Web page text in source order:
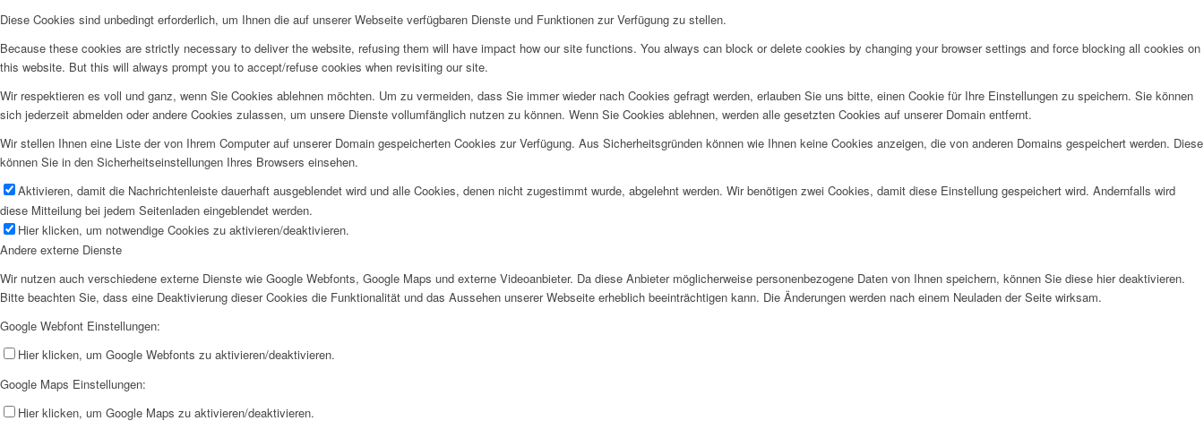
Diese Cookies sind unbedingt erforderlich, um Ihnen die auf unserer Webseite verfügbaren Dienste und Funktionen zur Verfügung zu stellen.
Because these cookies are strictly necessary to deliver the website, refusing them will have impact how our site functions. You always can block or delete cookies by changing your browser settings and force blocking all cookies on
this website. But this will always prompt you to accept/refuse cookies when revisiting our site.
Wir respektieren es voll und ganz, wenn Sie Cookies ablehnen möchten. Um zu vermeiden, dass Sie immer wieder nach Cookies gefragt werden, erlauben Sie uns bitte, einen Cookie für Ihre Einstellungen zu speichern. Sie können
sich jederzeit abmelden oder andere Cookies zulassen, um unsere Dienste vollumfänglich nutzen zu können. Wenn Sie Cookies ablehnen, werden alle gesetzten Cookies auf unserer Domain entfernt.
Wir stellen Ihnen eine Liste der von Ihrem Computer auf unserer Domain gespeicherten Cookies zur Verfügung. Aus Sicherheitsgründen können wie Ihnen keine Cookies anzeigen, die von anderen Domains gespeichert werden. Diese
können Sie in den Sicherheitseinstellungen Ihres Browsers einsehen.
Aktivieren, damit die Nachrichtenleiste dauerhaft ausgeblendet wird und alle Cookies, denen nicht zugestimmt wurde, abgelehnt werden. Wir benötigen zwei Cookies, damit diese Einstellung gespeichert wird. Andernfalls wird
diese Mitteilung bei jedem Seitenladen eingeblendet werden.
Hier klicken, um notwendige Cookies zu aktivieren/deaktivieren.
Andere externe Dienste
Wir nutzen auch verschiedene externe Dienste wie Google Webfonts, Google Maps und externe Videoanbieter. Da diese Anbieter möglicherweise personenbezogene Daten von Ihnen speichern, können Sie diese hier deaktivieren.
Bitte beachten Sie, dass eine Deaktivierung dieser Cookies die Funktionalität und das Aussehen unserer Webseite erheblich beeinträchtigen kann. Die Änderungen werden nach einem Neuladen der Seite wirksam.
Google Webfont Einstellungen:
Hier klicken, um Google Webfonts zu aktivieren/deaktivieren.
Google Maps Einstellungen:
Hier klicken, um Google Maps zu aktivieren/deaktivieren.